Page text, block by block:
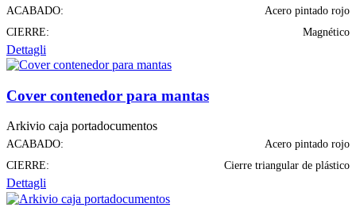
ACABADO:
Acero pintado rojo
CIERRE:
Magnético
Dettagli
Cover contenedor para mantas
Arkivio caja portadocumentos
ACABADO:
Acero pintado rojo
CIERRE:
Cierre triangular de plástico
Dettagli